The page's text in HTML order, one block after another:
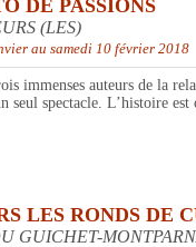
DE PASSIONS
(LES)
au samedi 10 février 2018
immenses auteurs de la
seul spectacle. L’histoire
LES RONDS DE
GUICHET-